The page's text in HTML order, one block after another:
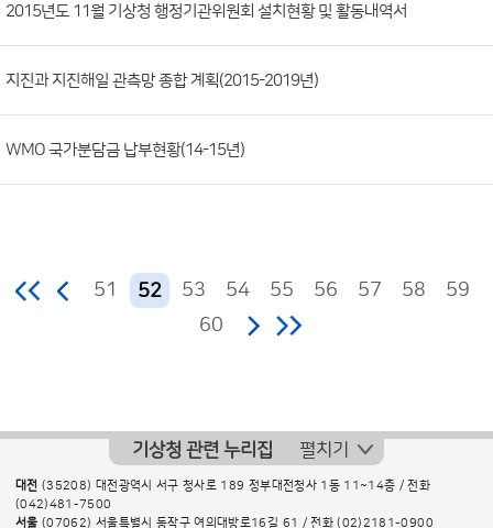
2015년도 11월 기상청 행정기관위원회 설치현황 및 활동내역서
지진과 지진해일 관측망 종합 계획(2015-2019년)
WMO 국가분담금 납부현황(14-15년)
51 52 53 54 55 56 57 58
59
60
기상청 관련 누리집 펼치기
대전 (35208) 대전광역시 서구 청사로 189 정부대전청사 1동 11~14층 / 전화
(042)481-7500
서울 (07062) 서울특별시 동작구 여의대방로16길 61 / 전화(02)2181-0900